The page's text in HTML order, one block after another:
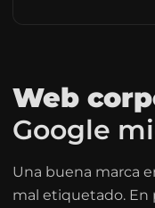
Web
Google
Una buena marca
mal etiquetado. En